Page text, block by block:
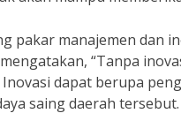
pakar manajemen dan
“Tanpa
dapat berupa
saing daerah tersebut.